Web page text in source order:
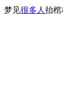
梦见很多人 抬棺